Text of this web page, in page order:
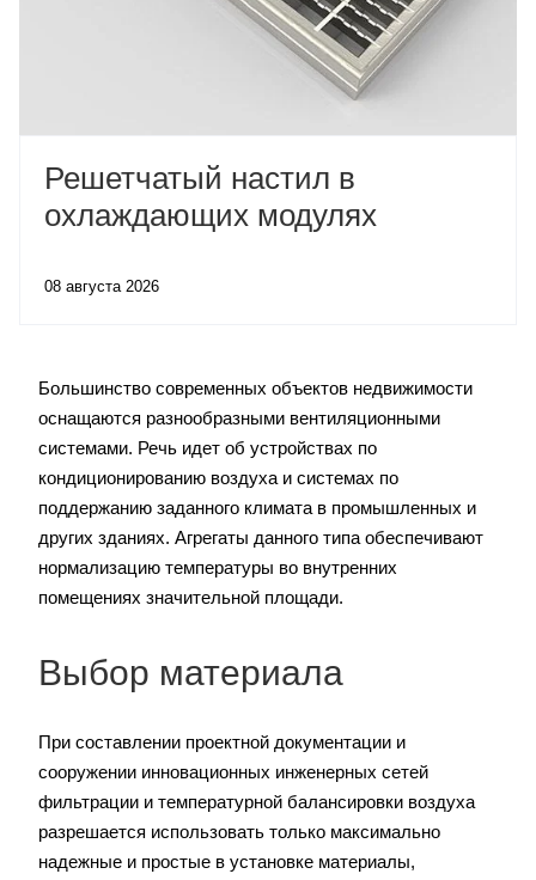
Решетчатый настил в
охлаждающих модулях
08 августа 2026
Большинство современных объектов недвижимости
оснащаются разнообразными вентиляционными
системами. Речь идет об устройствах по
кондиционированию воздуха и системах по
поддержанию заданного климата в промышленных и
других зданиях. Агрегаты данного типа обеспечивают
нормализацию температуры во внутренних
помещениях значительной площади.
Выбор материала
При составлении проектной документации и
сооружении инновационных инженерных сетей
фильтрации и температурной балансировки воздуха
разрешается использовать только максимально
надежные и простые в установке материалы,